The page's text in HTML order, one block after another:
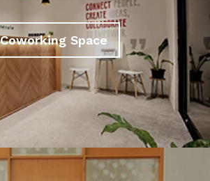
Coworking Space